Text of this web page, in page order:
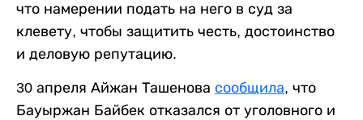
что намерении подать на него в суд за
клевету, чтобы защитить честь, достоинство
и деловую репутацию.
30 апреля Айжан Ташенова сообщила, что
Бауыржан Байбек отказался от уголовного и